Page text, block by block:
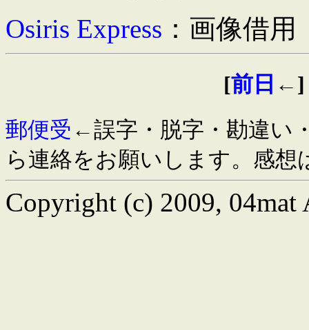
Osiris Express ：画像借用
[前日 ←]
郵便受 ←誤字・脱字・勘違い
ら連絡をお願いします。感
Copyright (c) 2009, 04mat